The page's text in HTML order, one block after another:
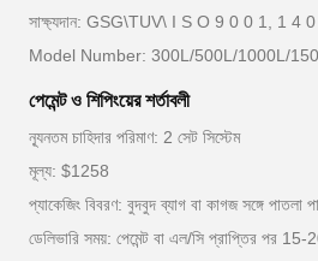
সাক্ষ্যদান: GSG\TUV\ I S O 9 0 0 1, 1 4
Model Number: 300L/500L/1000L/
পেমেন্ট ও শিপিংয়ের শর্তাবলী
ন্যূনতম চাহিদার পরিমাণ: 2 সেট সিস্টেম
মূল্য: $1258
প্যাকেজিং বিবরণ: বুদবুদ ব্যাগ বা কাগজ সঙ্গে পাতলা
ডেলিভারি সময়: পেমেন্ট বা এল/সি প্রাপ্তির পর 15-